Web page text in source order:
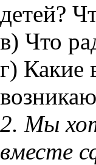
детей?
в) Что
г) Какие
2. Мы
вместе